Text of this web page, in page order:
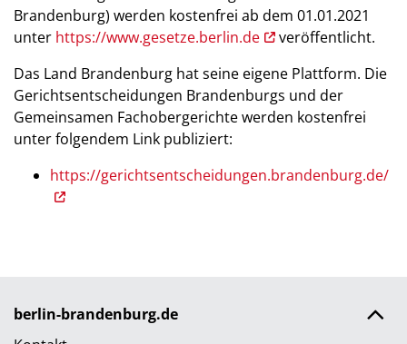
Brandenburg) werden kostenfrei ab dem 01.01.2021
unter https://www.gesetze.berlin.de
veröffentlicht.
Das Land Brandenburg hat seine eigene Plattform. Die
Gerichtsentscheidungen Brandenburgs und der
Gemeinsamen Fachobergerichte werden kostenfrei
unter folgendem Link publiziert:
https://gerichtsentscheidungen.brandenburg.de/
berlin-brandenburg.de